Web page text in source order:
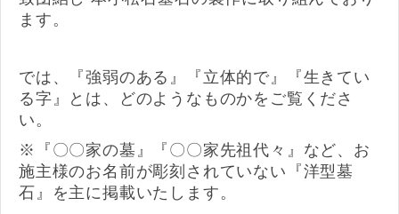
ます。
では、『強弱のある』『立体的で』『生きてい
る字』とは、どのようなものかをご覧くださ
い。
※『〇〇家の墓』『〇〇家先祖代々』など、お
施主様のお名前が彫刻されていない『洋型墓
石』を主に掲載いたします。